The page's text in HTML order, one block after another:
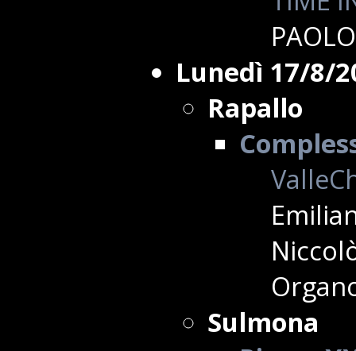
Lunedì 17/8/
Rapallo
Sulmona